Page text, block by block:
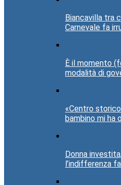
Biancavilla tra
Carnevale fa
È il momento
modalità di
«Centro
bambino mi
Donna
l’indifferenza